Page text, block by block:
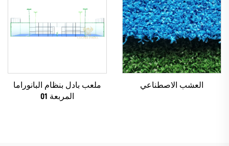
العشب الاصطناعي
ملعب بادل بنظام البانوراما
المربعة 01